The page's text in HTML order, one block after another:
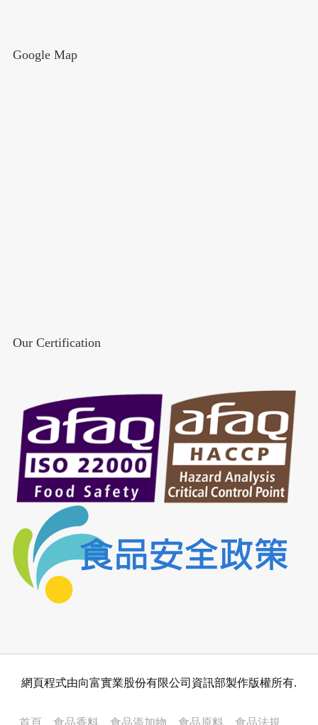
Google Map
Our Certification
網頁程式由向富實業股份有限公司資訊部製作版權所有.
首頁 食品香料 食品添加物 食品原料 食品法規